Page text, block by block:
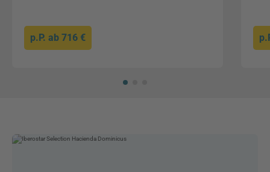
p.P. ab 716 €